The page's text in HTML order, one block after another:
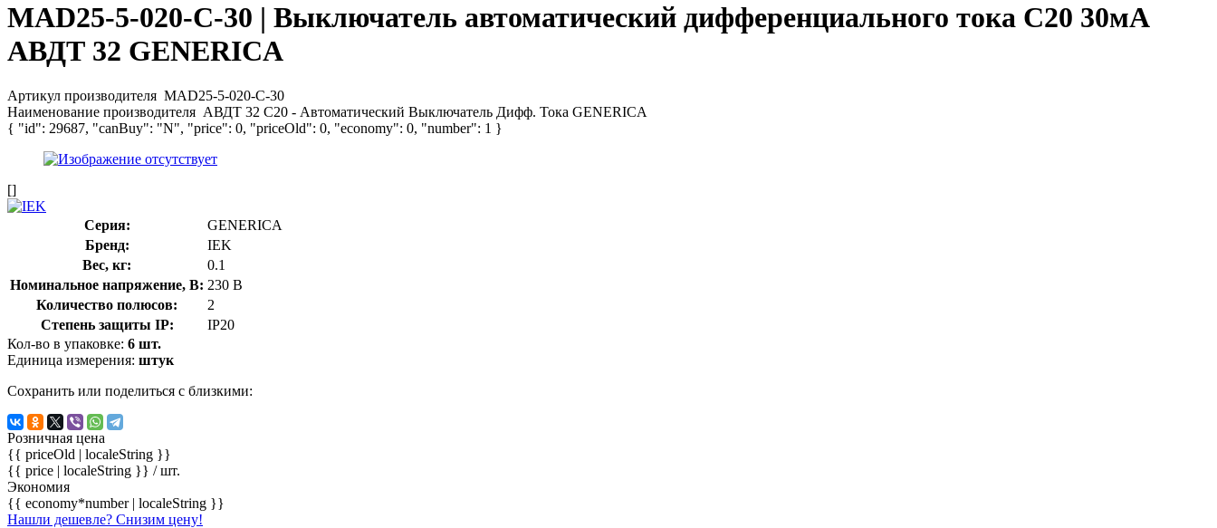
MAD25-5-020-C-30 | Выключатель автоматический дифференциального тока C20 30мА
АВДТ 32 GENERICA
Артикул производителя MAD25-5-020-C-30
Наименование производителя АВДТ 32 C20 - Автоматический Выключатель Дифф. Тока GENERICA
{ "id": 29687, "canBuy": "N", "price": 0, "priceOld": 0, "economy": 0, "number": 1 }
[]
Серия:
GENERICA
Бренд:
IEK
Вес, кг:
0.1
Номинальное напряжение, В: 230 В
Количество полюсов:
2
Степень защиты IP:
IP20
Кол-во в упаковке: 6 шт.
Единица измерения: штук
Сохранить или поделиться с близкими:
Розничная цена
{{ priceOld | localeString }}
{{ price | localeString }} / шт.
Экономия
{{ economy*number | localeString }}
Нашли дешевле? Снизим цену!